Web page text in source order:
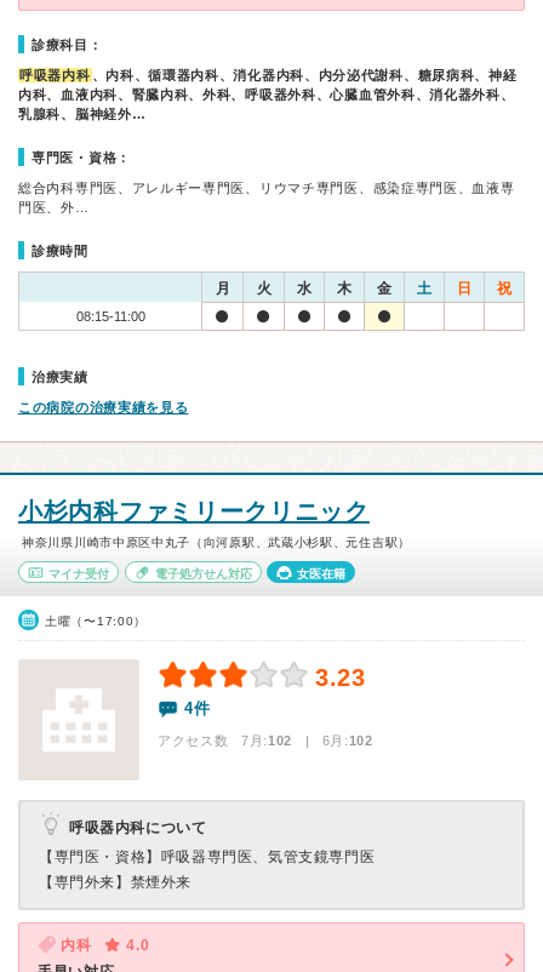
診療科目：
呼吸器内科 、内科、循環器内科、消化器内科、内分泌代謝科、糖尿病科、神経
内科、血液内科、腎臓内科、外科、呼吸器外科、心臓血管外科、消化器外科、
乳腺科、脳神経外…
専門医・資格：
総合内科専門医、アレルギー専門医、リウマチ専門医、感染症専門医、血液専
門医、外…
診療時間
月 火 水 木 金 土 日 祝
08:15-11:00
治療実績
この病院の治療実績を見る
小杉内科ファミリークリニック
神奈川県川崎市中原区中丸子（向河原駅、武蔵小杉駅、元住吉駅）
マイナ受付 電子処方せん対応 女医在籍
土曜（〜17:00）
3.23
4件
アクセス数 7月:102 | 6月:102
呼吸器内科について
【専門医・資格】 呼吸器専門医、気管支鏡専門医
【専門外来】 禁煙外来
内科
4.0